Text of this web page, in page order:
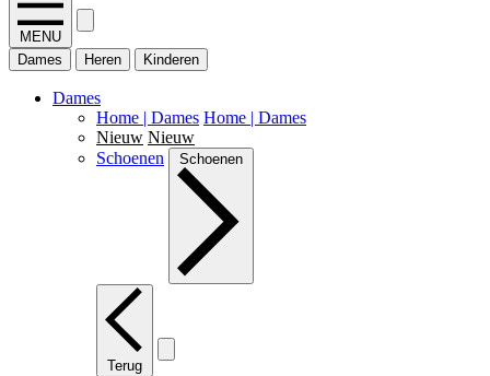
MENU
Dames
Heren Kinderen
Dames
Home | Dames Home | Dames
Nieuw Nieuw
Schoenen
Schoenen
Terug